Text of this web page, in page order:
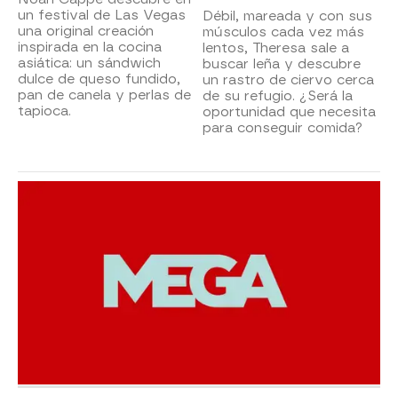
un festival de Las Vegas
una original creación
inspirada en la cocina
asiática: un sándwich
dulce de queso fundido,
pan de canela y perlas de
tapioca.
Débil, mareada y con sus
músculos cada vez más
lentos, Theresa sale a
buscar leña y descubre
un rastro de ciervo cerca
de su refugio. ¿Será la
oportunidad que necesita
para conseguir comida?